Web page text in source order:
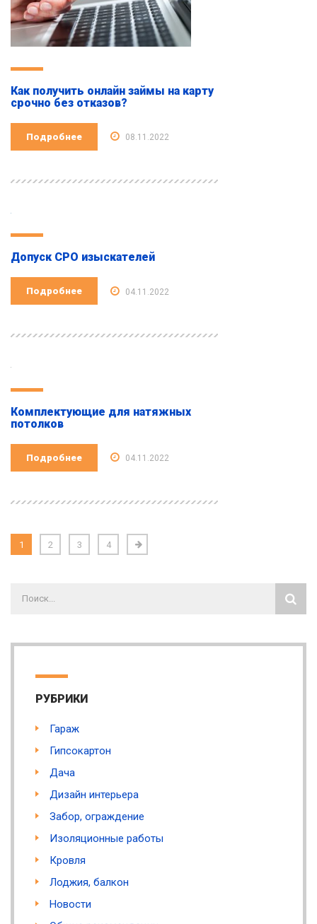
Как получить онлайн займы на карту
срочно без отказов?
Подробнее 08.11.2022
Допуск СРО изыскателей
Подробнее 04.11.2022
Комплектующие для натяжных
потолков
Подробнее 04.11.2022
1 2 3 4
РУБРИКИ
Гараж
Гипсокартон
Дача
Дизайн интерьера
Забор, ограждение
Изоляционные работы
Кровля
Лоджия, балкон
Новости